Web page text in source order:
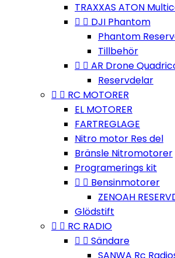
TRAXXAS ATON
  DJI Phantom
Phantom
Tillbehör
  AR Drone
Reservdelar
  RC MOTORER
EL MOTORER
FARTREGLAGE
Nitro motor Res del
Bränsle Nitromotorer
Programerings kit
  Bensinmotorer
ZENOAH
Glödstift
  RC RADIO
  Sändare